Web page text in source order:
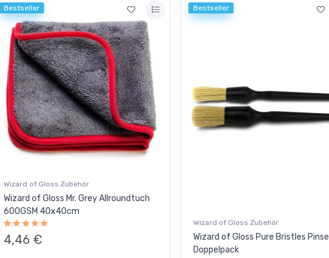
Bestseller
Wizard of Gloss Zubehör
Wizard of Gloss Mr. Grey Allroundtuch
600GSM 40x40cm
4,46 €
Bestseller
Wizard of Gloss Zubehör
Wizard of Gloss Pure Bristles Pinsel
Doppelpack